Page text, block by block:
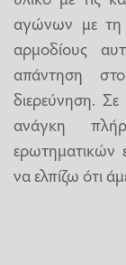
αγώνων με τη
αρμοδίους
απάντηση
διερεύνηση.
ανάγκη
ερωτηματικών
να ελπίζω ότι